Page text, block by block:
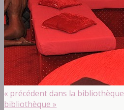
« précédent dans la bibliothèque
bibliothèque »